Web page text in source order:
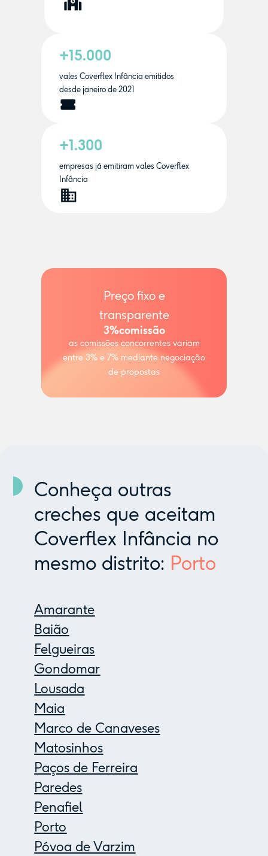
+15.000
vales Coverflex Infância emitidos
desde janeiro de 2021
+1.300
empresas já emitiram vales Coverflex
Infância
Preço fixo e
transparente
3%comissão
as comissões concorrentes variam
entre 3% e 7% mediante negociação
de propostas
Conheça outras
creches que aceitam
Coverflex Infância no
mesmo distrito: Porto
Amarante
Baião
Felgueiras
Gondomar
Lousada
Maia
Marco de Canaveses
Matosinhos
Paços de Ferreira
Paredes
Penafiel
Porto
Póvoa de Varzim